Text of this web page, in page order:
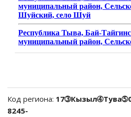
Код региона:
8245-